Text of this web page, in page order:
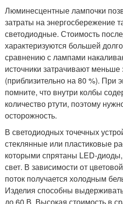
Люминесцентные лампочки
затраты на энергосбережение
светодиодные. Стоимость
характеризуются большей
сравнению с лампами
источники затрачивают меньше
(приблизительно на 80 %). При
помните, что внутри колбы
количество ртути, поэтому
осторожность.
В светодиодных точечных
стеклянные или пластиковые
которыми спрятаны LED-
свет. В зависимости от
поток получается холодным
Изделия способны